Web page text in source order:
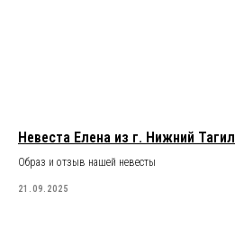
Невеста Елена из г. Нижний Тагил
Образ и отзыв нашей невесты
21.09.2025